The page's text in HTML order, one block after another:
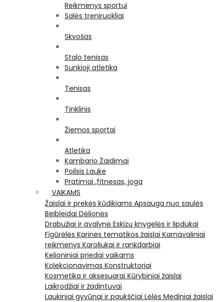
Reikmenys sportui
Salės treniruokliai
Skvošas
Stalo tenisas
Sunkioji atletika
Tenisas
Tinklinis
Žiemos sportai
Atletika
Kambario Žaidimai
Poilsis Lauke
Pratimai ,fitnesas, joga
VAIKAMS
Žaislai ir prekės kūdikiams Apsauga nuo saulės
Beibleidai Dėlionės
Drabužiai ir avalynė Eskizų knygelės ir lipdukai
Figūrėlės Karinės tematikos žaislai Karnavaliniai
reikmenys Karoliukai ir rankdarbiai
Kelioniniai priedai vaikams
Kolekcionavimas Konstruktoriai
Kosmetika ir aksesuarai Kūrybiniai žaislai
Laikrodžiai ir žadintuvai
Laukiniai gyvūnai ir paukščiai Lėlės Mediniai žaislai